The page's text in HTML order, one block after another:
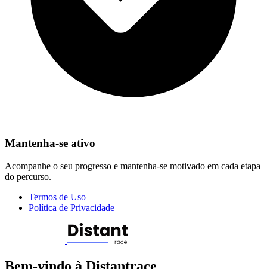
Mantenha-se ativo
Acompanhe o seu progresso e mantenha-se motivado em cada etapa
do percurso.
Termos de Uso
Política de Privacidade